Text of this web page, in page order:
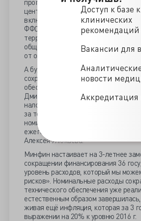
Доступ к базе
клинических
рекомендаций
Вакансии для
новости
Аккредитация
программу ОМС ВМП будут
центры любой ведомственной
включения частных клиник в
ФФОМС. По анализу Vademecum,
территориальных программ ОМС. В
общего финансирования ОМС имеют
от оплаты услуг всех дневных
А будет ли на это бюджет, не
сохранили и дальше будем
обеспечим выполнение социальных
Дмитрий Медведев. Надеются
налогового администрирования,
за текущий год сократились к
номинальных расходов бюджета
ежегодно, что «не порождает
Алексея Улюкаева.
Минфин настаивает на 3-летнее
сокращении финансирования 36
уровень расходов, который мы
рисков». Номинальные расходы
технического обеспечения уже
естественным образом
живая ещё инфляция, которая за 3
выражении на 20% к уровню 2016 г.